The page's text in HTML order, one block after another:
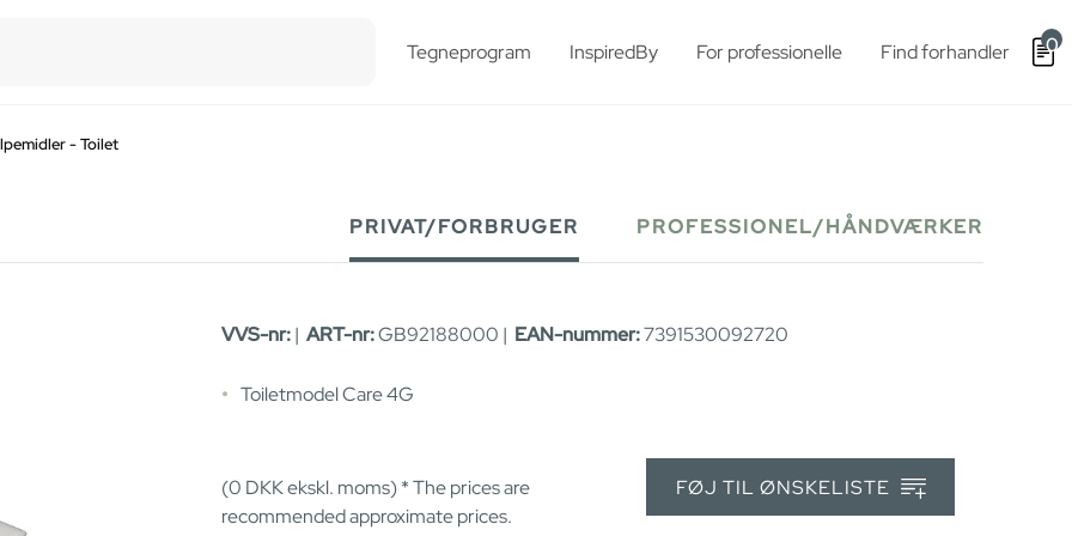
Tegneprogram InspiredBy For professionelle Find forhandler 0
- Toilet
PRIVAT/FORBRUGER PROFESSIONEL/HÅNDVÆRKER
VVS-nr:| ART-nr:GB92188000 | EAN-nummer:7391530092720
Toiletmodel Care 4G
(0 DKKekskl. moms) * The prices are
recommended approximate prices.
FØJ TIL ØNSKELISTE